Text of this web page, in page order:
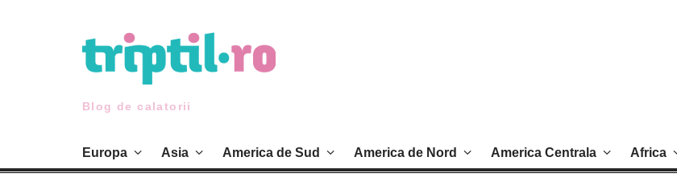
Blog de calatorii
Europa Asia America de Sud America de Nord America Centrala Africa